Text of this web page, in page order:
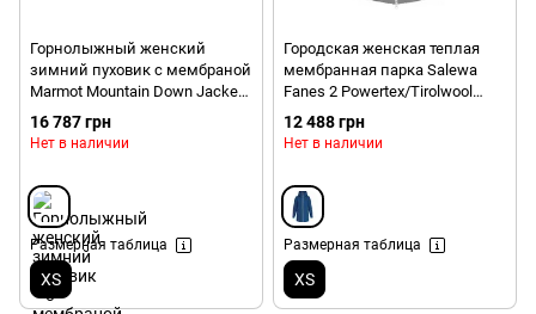
Горнолыжный женский
зимний пуховик с мембраной
Marmot Mountain Down Jacket,
XS - Ultra Violet/Dark Violet
(MRT 77590.6394-XS)
16 787 грн
Нет в наличии
Размерная таблица
XS
Городская женская теплая
мембранная парка Salewa
Fanes 2 Powertex/Tirolwool
Celliant Parka, S - Blue
(4053865918535)
12 488 грн
Нет в наличии
Размерная таблица
XS